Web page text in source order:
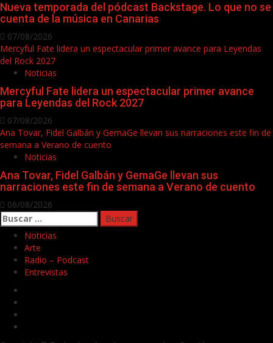
Nueva temporada del pódcast Backstage. Lo que no se
cuenta de la música en Canarias
07/08/2026
Mercyful Fate lidera un espectacular primer avance para Leyendas
del Rock 2027
Noticias
Mercyful Fate lidera un espectacular primer avance
para Leyendas del Rock 2027
07/08/2026
Ana Tovar, Fidel Galbán y GemaGe llevan sus narraciones este fin de
semana a Verano de cuento
Noticias
Ana Tovar, Fidel Galbán y GemaGe llevan sus
narraciones este fin de semana a Verano de cuento
06/08/2026
Buscar:
Noticias
Arte
Radio – Podcast
Entrevistas